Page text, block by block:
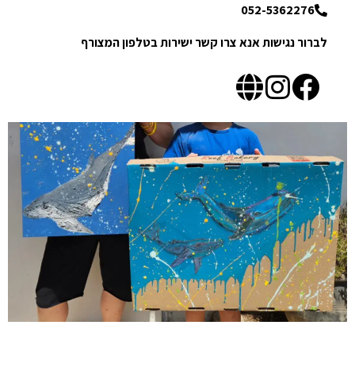
052-5362276
לברור נגישות אנא צרו קשר ישירות בטלפון המצורף